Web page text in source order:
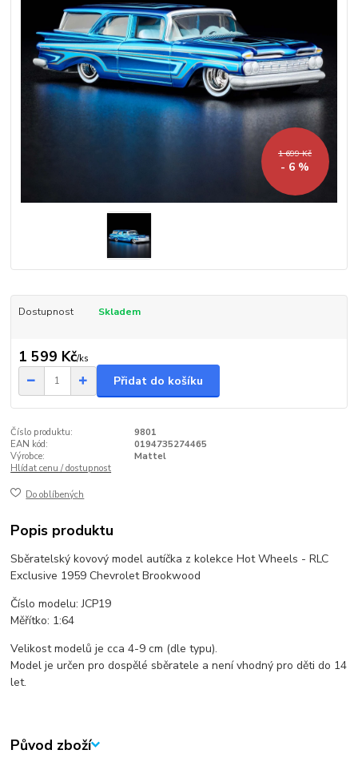
1 699 Kč
- 6 %
Dostupnost Skladem
1 599 Kč/ks
Přidat do košíku
Číslo produktu:
9801
EAN kód:
0194735274465
Výrobce:
Mattel
Hlídat cenu / dostupnost
Do oblíbených
Popis produktu
Sběratelský kovový model autíčka z kolekce Hot Wheels - RLC
Exclusive 1959 Chevrolet Brookwood
Číslo modelu: JCP19
Měřítko: 1:64
Velikost modelů je cca 4-9 cm (dle typu).
Model je určen pro dospělé sběratele a není vhodný pro děti do 14
let.
Původ zboží